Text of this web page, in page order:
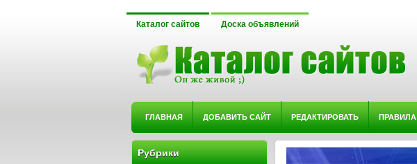
Каталог сайтов Доска объявлений
ГЛАВНАЯ ДОБАВИТЬ САЙТ РЕДАКТИРОВАТЬ ПРАВИЛА
Рубрики